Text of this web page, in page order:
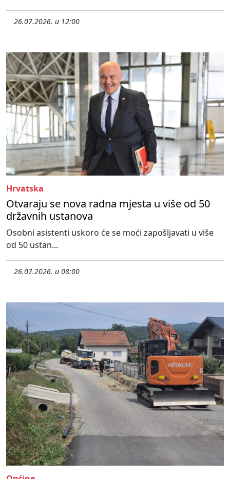
26.07.2026. u 12:00
Hrvatska
Otvaraju se nova radna mjesta u više od 50
državnih ustanova
Osobni asistenti uskoro će se moći zapošljavati u više
od 50 ustan...
26.07.2026. u 08:00